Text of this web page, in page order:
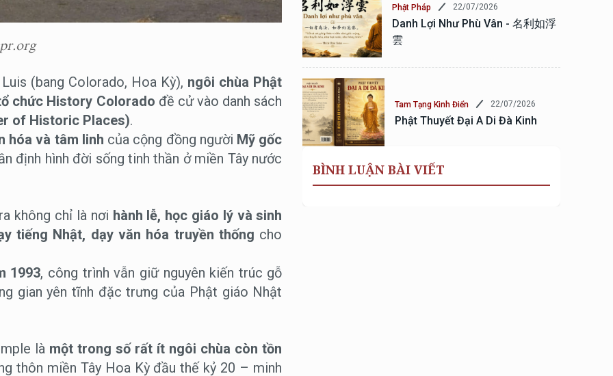
(bang Colorado, Hoa Kỳ), ngôi chùa Phật
chức History Colorado đề cử vào danh sách
of Historic Places).
hóa và tâm linh của cộng đồng người Mỹ gốc
định hình đời sống tinh thần ở miền Tây nước
không chỉ là nơi hành lễ, học giáo lý và sinh
tiếng Nhật, dạy văn hóa truyền thống cho
1993, công trình vẫn giữ nguyên kiến trúc gỗ
gian yên tĩnh đặc trưng của Phật giáo Nhật
là một trong số rất ít ngôi chùa còn tồn
thôn miền Tây Hoa Kỳ đầu thế kỷ 20 – minh
Phật Pháp 22/07/2026
Danh Lợi Như Phù Vân - 名利如浮
雲
Tam Tạng Kinh Điển 22/07/2026
Phật Thuyết Đại A Di Đà Kinh
BÌNH LUẬN BÀI VIẾT